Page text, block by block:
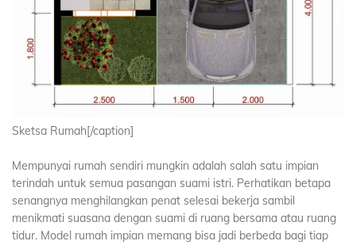
Sketsa Rumah[/caption]
Mempunyai rumah sendiri mungkin adalah salah satu impian
terindah untuk semua pasangan suami istri. Perhatikan betapa
senangnya menghilangkan penat selesai bekerja sambil
menikmati suasana dengan suami di ruang bersama atau ruang
tidur. Model rumah impian memang bisa jadi berbeda bagi tiap